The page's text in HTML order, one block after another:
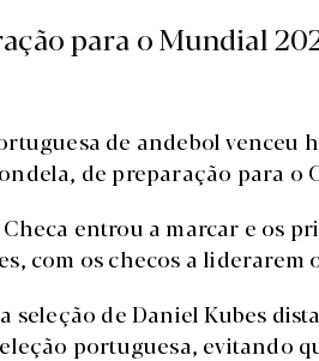
para o Mundial
de andebol venceu
de preparação para
entrou a marcar e os
com os checos a liderarem
seleção de Daniel Kubes
portuguesa, evitando